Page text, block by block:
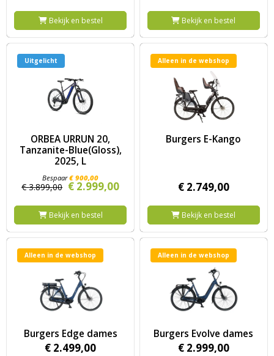
Bekijk en bestel Bekijk en bestel
Uitgelicht
ORBEA URRUN 20,
Tanzanite-Blue(Gloss),
2025, L
€900,00
€3.899,00 € 2.999,00
Bekijk en bestel
Alleen in de webshop
Burgers E-Kango
€ 2.749,00
Bekijk en bestel
Alleen in de webshop
Burgers Edge dames
€ 2.499,00
Alleen in de webshop
Burgers Evolve dames
€ 2.999,00